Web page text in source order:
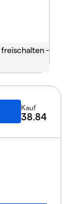
-
Kauf
38.84